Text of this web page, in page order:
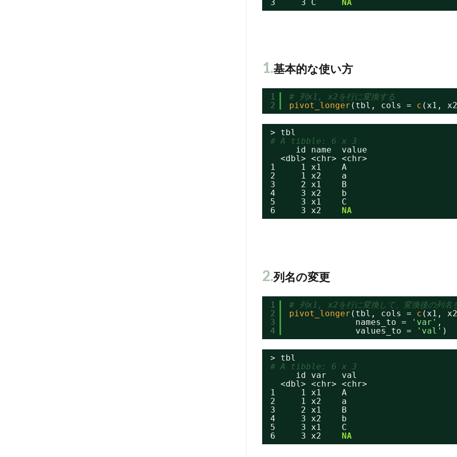
3     3 C NA
1.基本的な使い方
1
2
# 列x1, x2を行に変換する
pivot_longer (tbl, cols = c (x1,
> tbl
# A tibble: 6 x 3
id name  value
<dbl> <chr> <chr>
1     1 x1    A
2     1 x2    a
3     2 x1    B
4     3 x2    b
5     3 x1    C
6     3 x2 NA
2.列名の変更
1
2
3
4
# 列x1, x2を行に変換して、変換後の列
pivot_longer (tbl, cols = c (x1,
names_to =
'var' ,
values_to =
'val' )
> tbl
# A tibble: 6 x 3
id var   val
<dbl> <chr> <chr>
1     1 x1    A
2     1 x2    a
3     2 x1    B
4     3 x2    b
5     3 x1    C
6     3 x2 NA